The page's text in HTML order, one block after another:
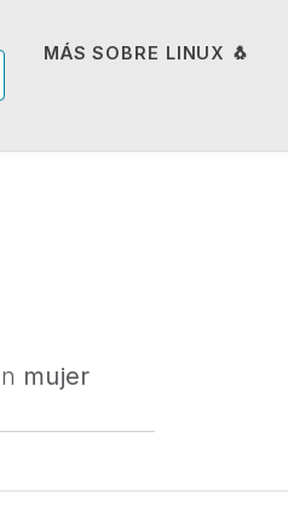
MÁS SOBRE LINUX 🐧
mujer